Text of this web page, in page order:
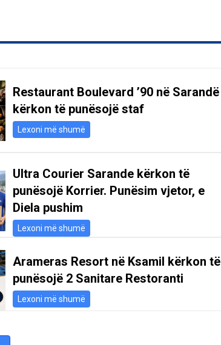
Restaurant Boulevard ’90 në Sarandë
kërkon të punësojë staf
Lexoni më shumë
Ultra Courier Sarande kërkon të
punësojë Korrier. Punësim vjetor, e
Diela pushim
Lexoni më shumë
Arameras Resort në Ksamil kërkon të
punësojë 2 Sanitare Restoranti
Lexoni më shumë